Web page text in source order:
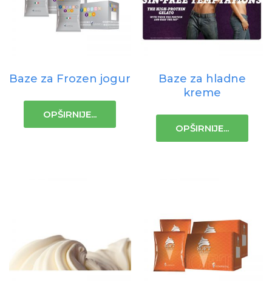
Baze za Frozen jogur
OPŠIRNIJE...
Baze za hladne
kreme
OPŠIRNIJE...